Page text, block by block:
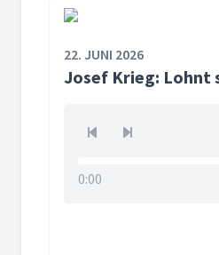
22. JUNI 2026
Josef Krieg: Lohnt
0:00